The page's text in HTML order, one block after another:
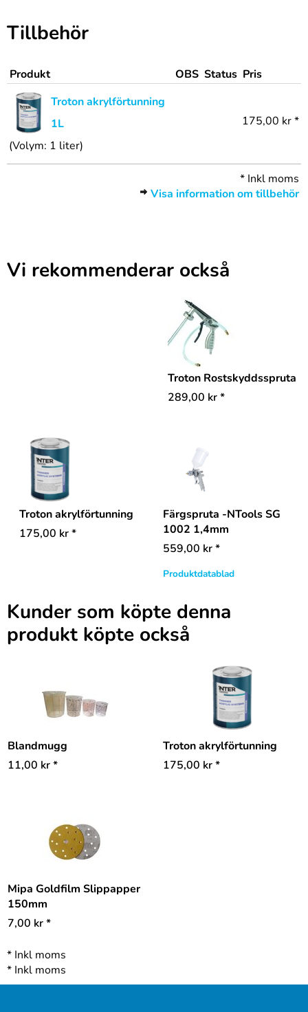
Tillbehör
Produkt OBS Status Pris
Troton akrylförtunning
1L
(Volym: 1 liter)
175,00 kr *
* Inkl moms
Visa information om tillbehör
Vi rekommenderar också
Troton Rostskyddsspruta
289,00 kr*
Troton akrylförtunning
175,00 kr*
Färgspruta -NTools SG
1002 1,4mm
559,00 kr*
Produktdatablad
Kunder som köpte denna
produkt köpte också
Blandmugg
11,00 kr*
Troton akrylförtunning
175,00 kr*
Mipa Goldfilm Slippapper
150mm
7,00 kr*
* Inkl moms
* Inkl moms